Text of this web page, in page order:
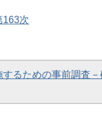
163次
るための事前調査